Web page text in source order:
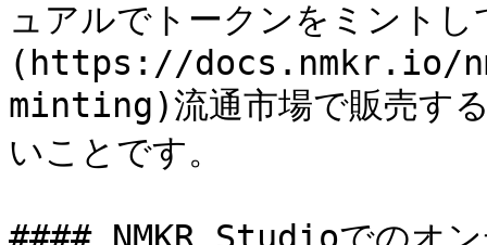
ュアルでトークンをミント
(https://docs.nmkr.io/
minting)流通市場で販売す
いことです。